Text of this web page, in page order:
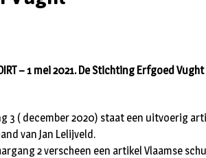
– 1 mei 2021. De Stichting Erfgoed
3 ( december 2020) staat een uitvoerig
van Jan Lelijveld.
2 verscheen een artikel Vlaamse